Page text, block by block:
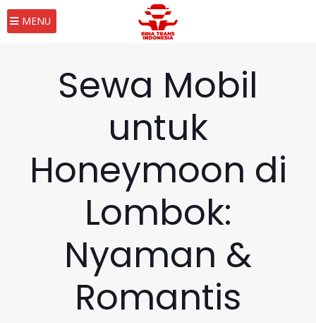
MENU
Sewa Mobil
untuk
Honeymoon di
Lombok:
Nyaman &
Romantis